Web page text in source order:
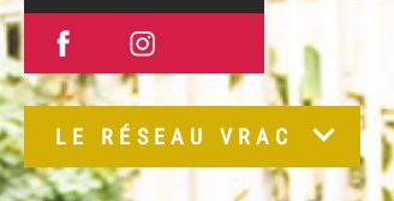
LE RÉSEAU VRAC